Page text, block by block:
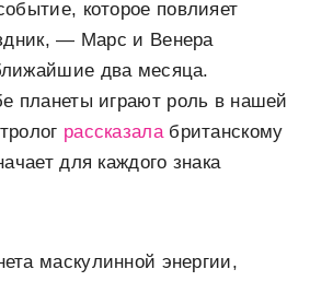
которое повлияет
— Марс и Венера
два месяца.
планеты играют роль в нашей
рассказалабританскому
для каждого знака
маскулинной энергии,